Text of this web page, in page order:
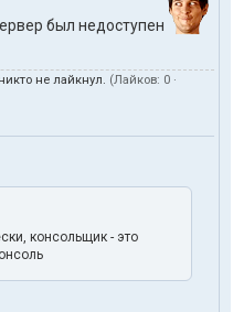
был недоступен
не лайкнул. (Лайков: 0 ·
консольщик - это